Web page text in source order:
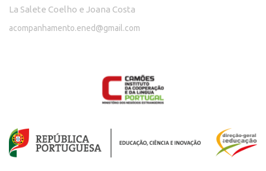
La Salete Coelho e Joana Costa
acompanhamento.ened@gmail.com